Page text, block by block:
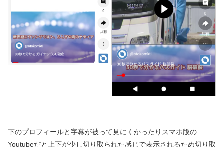
下のプロフィールと字幕が被って見にくかったりスマホ版の
Youtubeだと上下が少し切り取られた感じで表示されるため切り取